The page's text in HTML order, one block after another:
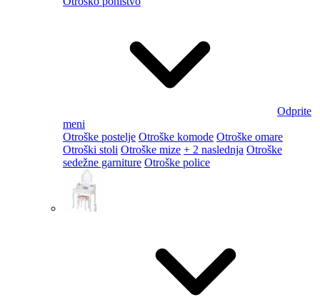
Odprite
meni
Otroške postelje Otroške komode Otroške omare
Otroški stoli Otroške mize + 2 naslednja Otroške
sedežne garniture Otroške police